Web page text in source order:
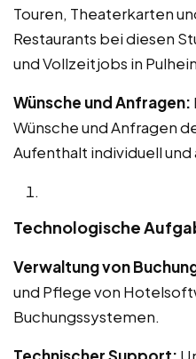
Touren, Theaterkarten
Restaurants bei diesen
und Vollzeitjobs in
Wünsche und Anfragen:
Wünsche und Anfragen
Aufenthalt individuell
Technologische
Verwaltung von
und Pflege von
Buchungssystemen.